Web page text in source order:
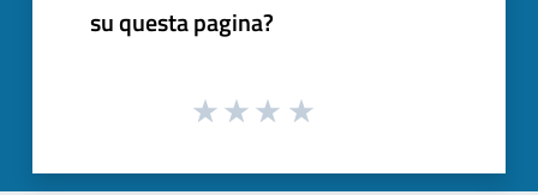
su questa pagina?